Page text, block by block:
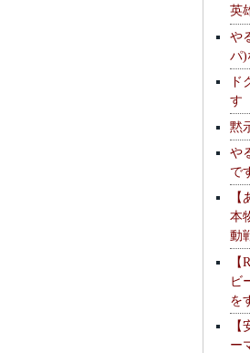
英
や
パ)
ド
す
黙
や
で
本
動
ビ
を
ー